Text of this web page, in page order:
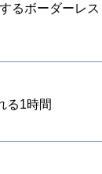
るボーダーレス
る1時間